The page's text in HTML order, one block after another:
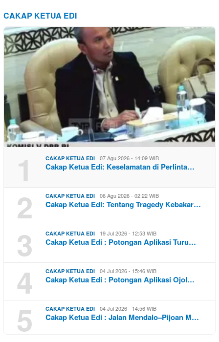
CAKAP KETUA EDI
1 CAKAP KETUA EDI 07 Agu 2026 - 14:09 WIB
Cakap Ketua Edi: Keselamatan di Perlinta…
2 CAKAP KETUA EDI 06 Agu 2026 - 02:22 WIB
Cakap Ketua Edi: Tentang Tragedy Kebakar…
3 CAKAP KETUA EDI 19 Jul 2026 - 12:53 WIB
Cakap Ketua Edi : Potongan Aplikasi Turu…
4 CAKAP KETUA EDI 04 Jul 2026 - 15:46 WIB
Cakap Ketua Edi : Potongan Aplikasi Ojol…
5 CAKAP KETUA EDI 04 Jul 2026 - 14:56 WIB
Cakap Ketua Edi : Jalan Mendalo–Pijoan M…